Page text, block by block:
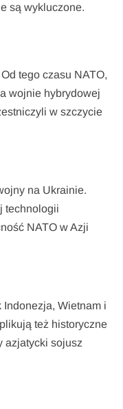
są wykluczone.
tego czasu NATO,
wojnie hybrydowej
w szczycie
na Ukrainie.
technologii
NATO w Azji
Wietnam i
też historyczne
azjatycki sojusz